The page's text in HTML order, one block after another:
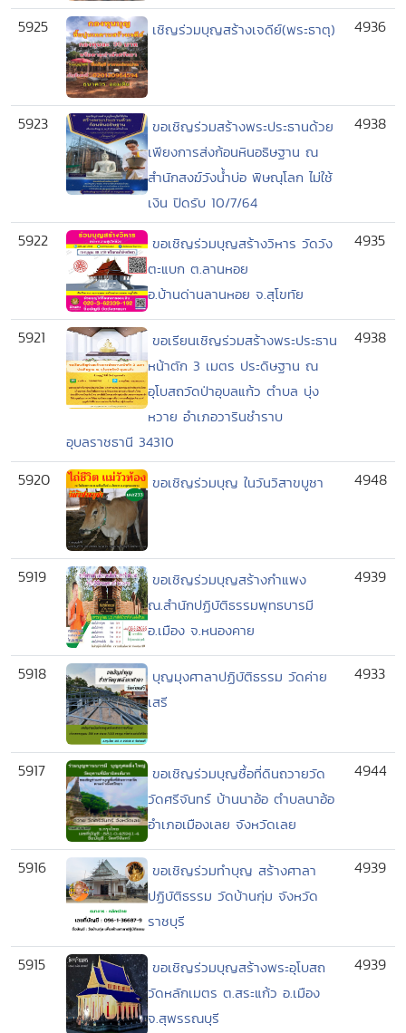
5925 เชิญร่วมบุญสร้างเจดีย์(พระธาตุ) 4936
5923
ขอเชิญร่วมสร้างพระประธานด้วย
เพียงการส่งก้อนหินอธิษฐาน ณ
สำนักสงฆ์วังน้ำบ่อ พิษณุโลก ไม่ใช้
เงิน ปิดรับ 10/7/64
4938
5922
ขอเชิญร่วมบุญสร้างวิหาร วัดวัง
ตะแบก ต.ลานหอย
อ.บ้านด่านลานหอย จ.สุโขทัย
4935
5921
ขอเรียนเชิญร่วมสร้างพระประธาน
หน้าตัก 3 เมตร ประดิษฐาน ณ
อุโบสถวัดป่าอุบลแก้ว ตำบล บุ่ง
หวาย อำเภอวารินชำราบ
อุบลราชธานี 34310
4938
5920 ขอเชิญร่วมบุญ ในวันวิสาขบูชา 4948
5919
ขอเชิญร่วมบุญสร้างกำแพง
ณ.สำนักปฏิบัติธรรมพุทธบารมี
อ.เมือง จ.หนองคาย
4939
5918
บุญมุงศาลาปฏิบัติธรรม วัดค่าย
เสรี
4933
5917
ขอเชิญร่วมบุญซื้อที่ดินถวายวัด
วัดศรีจันทร์ บ้านนาอ้อ ตำบลนาอ้อ
อำเภอเมืองเลย จังหวัดเลย
4944
5916
ขอเชิญร่วมทำบุญ สร้างศาลา
ปฏิบัติธรรม วัดบ้านกุ่ม จังหวัด
ราชบุรี
4939
5915
ขอเชิญร่วมบุญสร้างพระอุโบสถ
วัดหลักเมตร ต.สระแก้ว อ.เมือง
จ.สุพรรณบุรี
4939